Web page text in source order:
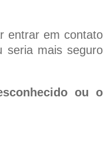
entrar em contato
seria mais seguro
ou o